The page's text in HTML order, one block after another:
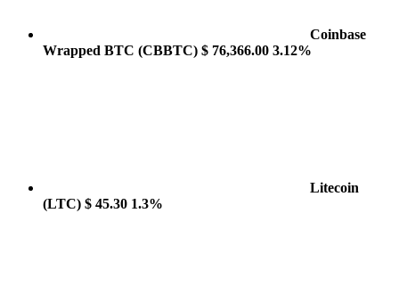
Coinbase
Wrapped BTC (CBBTC) $ 76,366.00 3.12%
Litecoin
(LTC) $ 45.30 1.3%